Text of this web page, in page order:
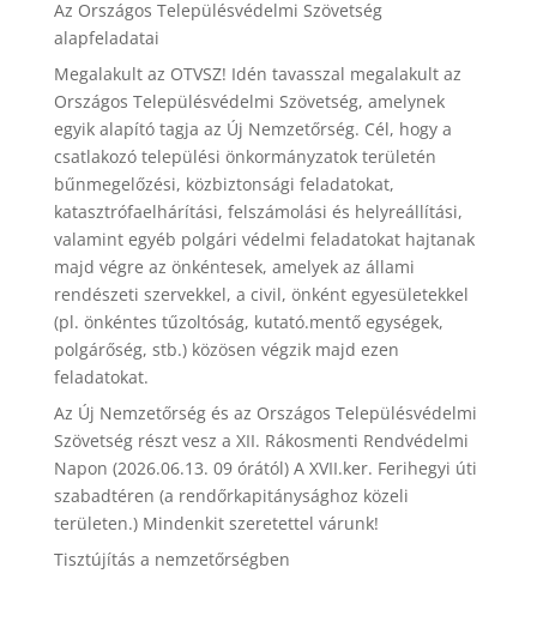
Az Országos Településvédelmi Szövetség
alapfeladatai
Megalakult az OTVSZ! Idén tavasszal megalakult az
Országos Településvédelmi Szövetség, amelynek
egyik alapító tagja az Új Nemzetőrség. Cél, hogy a
csatlakozó települési önkormányzatok területén
bűnmegelőzési, közbiztonsági feladatokat,
katasztrófaelhárítási, felszámolási és helyreállítási,
valamint egyéb polgári védelmi feladatokat hajtanak
majd végre az önkéntesek, amelyek az állami
rendészeti szervekkel, a civil, önként egyesületekkel
(pl. önkéntes tűzoltóság, kutató.mentő egységek,
polgárőség, stb.) közösen végzik majd ezen
feladatokat.
Az Új Nemzetőrség és az Országos Településvédelmi
Szövetség részt vesz a XII. Rákosmenti Rendvédelmi
Napon (2026.06.13. 09 órától) A XVII.ker. Ferihegyi úti
szabadtéren (a rendőrkapitánysághoz közeli
területen.) Mindenkit szeretettel várunk!
Tisztújítás a nemzetőrségben